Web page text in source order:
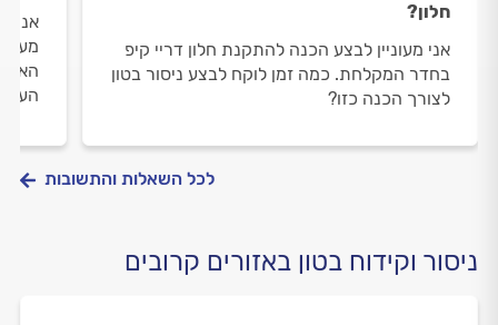
חלון?
אני מעוניין לבצע הכנה להתקנת חלון דריי קיפ
בחדר המקלחת. כמה זמן לוקח לבצע ניסור בטון
לצורך הכנה כזו?
אנו
מעט
האם
לכל השאלות והתשובות
ניסור וקידוח בטון באזורים קרובים